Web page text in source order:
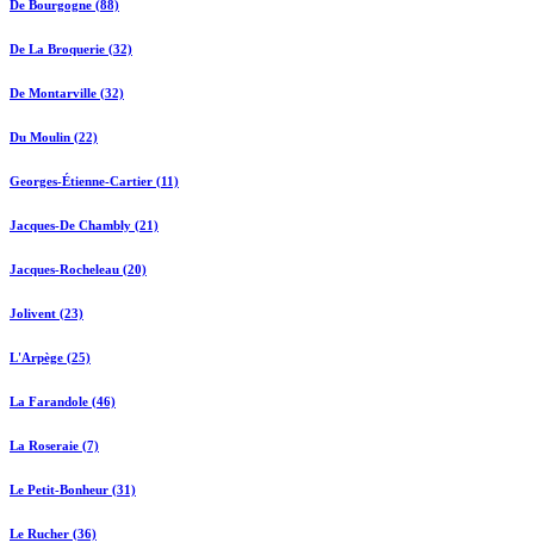
De Bourgogne (88)
De La Broquerie (32)
De Montarville (32)
Du Moulin (22)
Georges-Étienne-Cartier (11)
Jacques-De Chambly (21)
Jacques-Rocheleau (20)
Jolivent (23)
L'Arpège (25)
La Farandole (46)
La Roseraie (7)
Le Petit-Bonheur (31)
Le Rucher (36)